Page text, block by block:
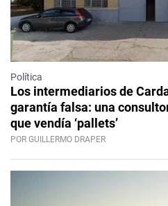
Política
Los intermediarios de
garantía falsa: una
que vendía ‘pallets’
POR GUILLERMO DRAPER